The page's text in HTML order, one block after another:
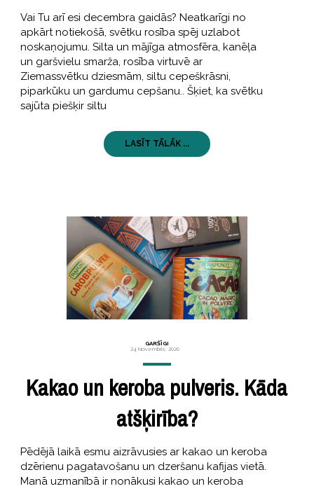
Vai Tu arī esi decembra gaidās? Neatkarīgi no
apkārt notiekošā, svētku rosība spēj uzlabot
noskaņojumu. Silta un mājīga atmosfēra, kanēļa
un garšvielu smarža, rosība virtuvē ar
Ziemassvētku dziesmām, siltu cepeškrāsni,
piparkūku un gardumu cepšanu.. Šķiet, ka svētku
sajūta piešķir siltu
LASĪT TĀLĀK ...
GARŠĪGI
24 Novembris, 2020
Kakao un keroba pulveris. Kāda
atšķirība?
Pēdējā laikā esmu aizrāvusies ar kakao un keroba
dzērienu pagatavošanu un dzeršanu kafijas vietā.
Manā uzmanībā ir nonākusi kakao un keroba